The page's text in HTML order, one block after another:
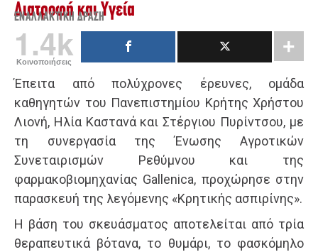
Διατροφή και Υγεία
ΕΝΑΛΛΑΚΤΙΚΉ ΔΡΆΣΗ
1.4k
Κοινοποιήσεις
Έπειτα από πολύχρονες έρευνες, ομάδα
καθηγητών του Πανεπιστημίου Κρήτης Χρήστου
Λιονή, Ηλία Καστανά και Στέργιου Πυρίντσου, με
τη συνεργασία της Ένωσης Αγροτικών
Συνεταιρισμών Ρεθύμνου και της
φαρμακοβιομηχανίας Gallenica, προχώρησε στην
παρασκευή της λεγόμενης «Κρητικής ασπιρίνης».
Η βάση του σκευάσματος αποτελείται από τρία
θεραπευτικά βότανα, το θυμάρι, το φασκόμηλο